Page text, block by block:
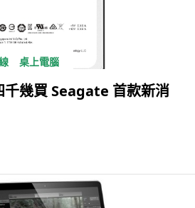
桌上電腦
千幾買 Seagate 首款新消